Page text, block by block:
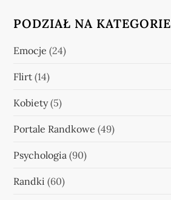
PODZIAŁ NA KATEGORIE
Emocje (24)
Flirt (14)
Kobiety(5)
Portale Randkowe (49)
Psychologia (90)
Randki (60)